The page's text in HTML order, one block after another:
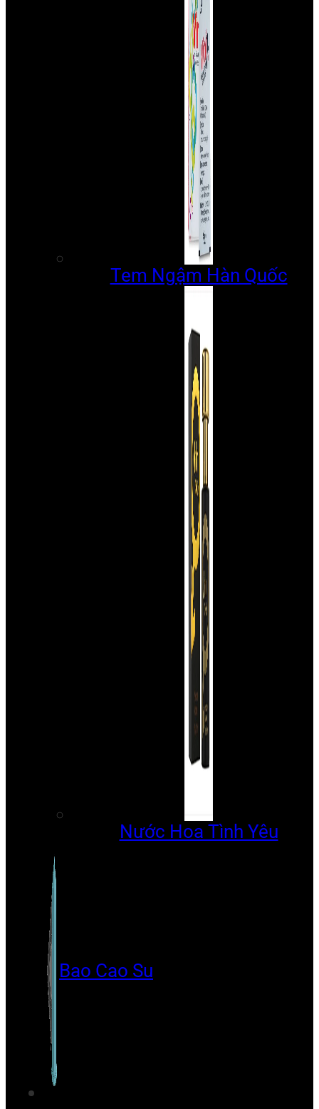
Tem Ngậm Hàn Quốc
Nước Hoa Tình Yêu
Bao Cao Su